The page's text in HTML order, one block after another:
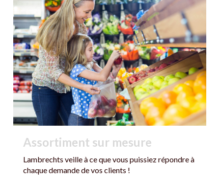
Assortiment sur mesure
Lambrechts veille à ce que vous puissiez répondre à
chaque demande de vos clients !